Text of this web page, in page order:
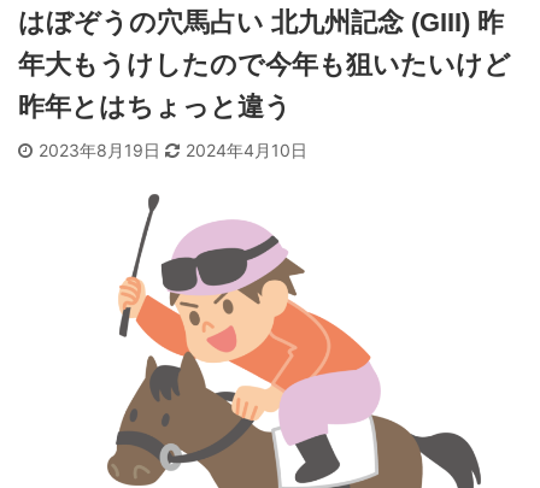
はぼぞうの穴馬占い 北九州記念 (GIII) 昨
年大もうけしたので今年も狙いたいけど
昨年とはちょっと違う
2023年8月19日 2024年4月10日